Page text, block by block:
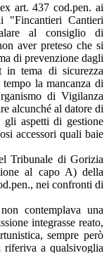
art. 437 cod.pen. ai
"Fincantieri Cantieri
al consiglio di
aver preteso che si
di prevenzione dagli
in tema di sicurezza
la mancanza di
di Vigilanza
alcunché al datore di
gli aspetti di gestione
accessori quali baie
Tribunale di Gorizia
al capo A) della
nei confronti di
contemplava una
integrasse reato,
sempre però
riferiva a qualsivoglia